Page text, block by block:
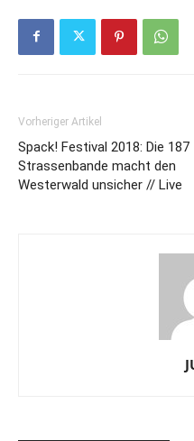
Vorheriger Artikel
Spack! Festival 2018: Die 187
Strassenbande macht den
Westerwald unsicher // Live